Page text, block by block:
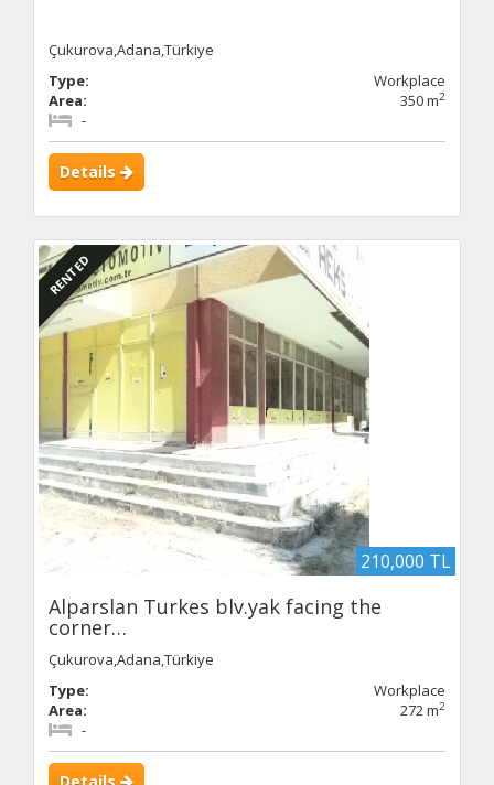
Çukurova,Adana,Türkiye
Type:
Workplace
Area:
350 m2
-
Details
RENTED
210,000 TL
Alparslan Turkes blv.yak facing the
corner…
Çukurova,Adana,Türkiye
Type:
Workplace
Area:
272 m2
-